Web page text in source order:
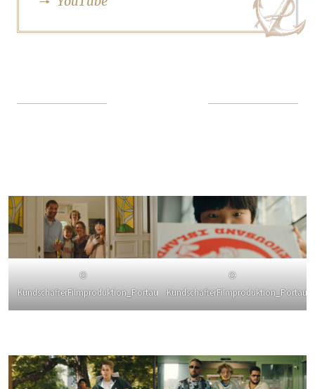
©
KundschafterFilmproduktion_PortauPrincePictures
©